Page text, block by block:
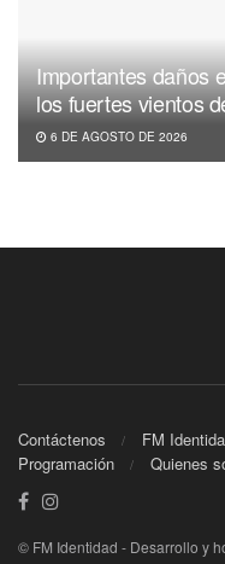
Importantes daños
los fuertes vientos
6 DE AGOSTO DE 2026
Contáctenos FM
Programación
Quienes
© FM Identidad - Desarrollo y